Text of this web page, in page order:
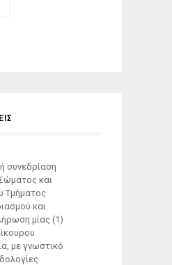
συνεδρίαση
και
Τμήματος
και
μίας (1)
με γνωστικό